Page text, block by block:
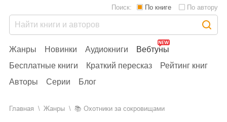
Жанры Новинки Аудиокниги
Вебтуны
Бесплатные книги
Краткий пересказ
Рейтинг книг
Авторы
Серии Блог
Поиск: По книге По автору
Главная Жанры Охотники за сокровищами